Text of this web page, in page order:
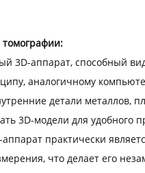
томографии:
3D-аппарат, способный
аналогичному
детали металлов,
3D-модели для удобного
практически
что делает его